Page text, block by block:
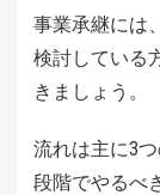
事業承継には
検討している
きましょう。
流れは主に3
段階でやるべ